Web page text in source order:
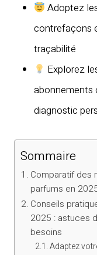
Adoptez
contrefaçons
traçabilité
Explorez
abonnements
diagnostic
Sommaire
Comparatif des
parfums en
Conseils
2025 : astuces
besoins
Adaptez